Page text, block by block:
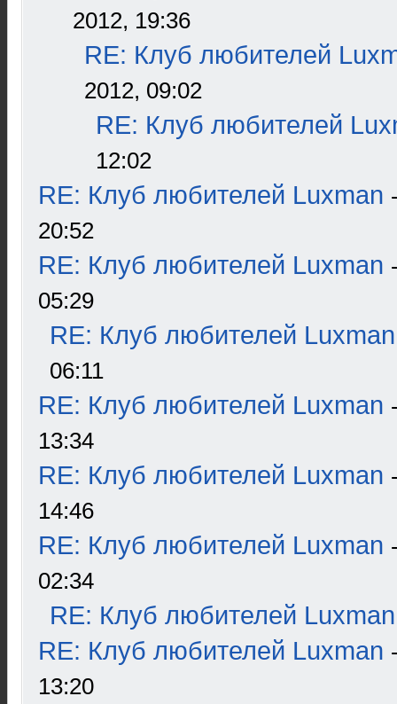
2012, 19:36
RE: Клуб любителей
2012, 09:02
RE: Клуб любителей
12:02
RE: Клуб любителей Luxman
20:52
RE: Клуб любителей Luxman
05:29
RE: Клуб любителей Luxman
06:11
RE: Клуб любителей Luxman
13:34
RE: Клуб любителей Luxman
14:46
RE: Клуб любителей Luxman
02:34
RE: Клуб любителей Luxman
RE: Клуб любителей Luxman
13:20